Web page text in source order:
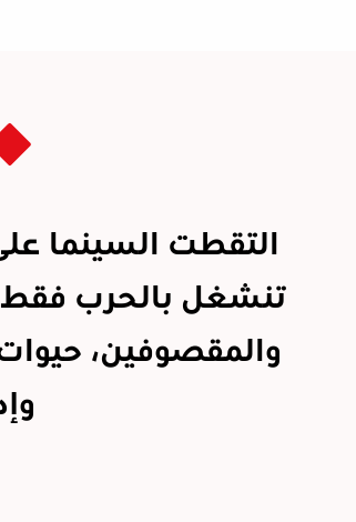
التقطت السينما
تنشغل بالحرب
والمقصوفين،